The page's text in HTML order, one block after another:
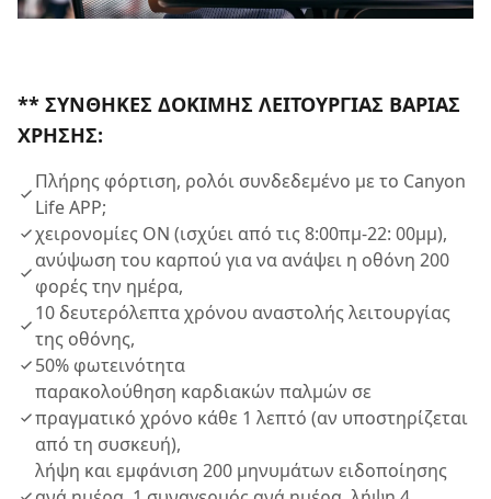
** ΣΥΝΘΉΚΕΣ ΔΟΚΙΜΉΣ ΛΕΙΤΟΥΡΓΊΑΣ ΒΑΡΙΆΣ
ΧΡΉΣΗΣ:
Πλήρης φόρτιση, ρολόι συνδεδεμένο με το Canyon
Life APP;
χειρονομίες ON (ισχύει από τις 8:00πμ-22: 00μμ),
ανύψωση του καρπού για να ανάψει η οθόνη 200
φορές την ημέρα,
10 δευτερόλεπτα χρόνου αναστολής λειτουργίας
της οθόνης,
50% φωτεινότητα
παρακολούθηση καρδιακών παλμών σε
πραγματικό χρόνο κάθε 1 λεπτό (αν υποστηρίζεται
από τη συσκευή),
λήψη και εμφάνιση 200 μηνυμάτων ειδοποίησης